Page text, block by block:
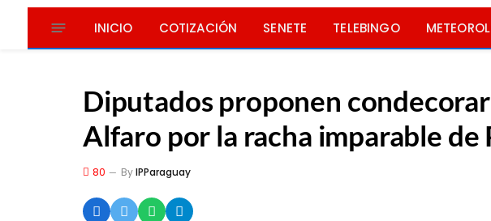
INICIO COTIZACIÓN SENETE TELEBINGO
Diputados proponen
Alfaro por la racha imparable de
80 ByIPParaguay